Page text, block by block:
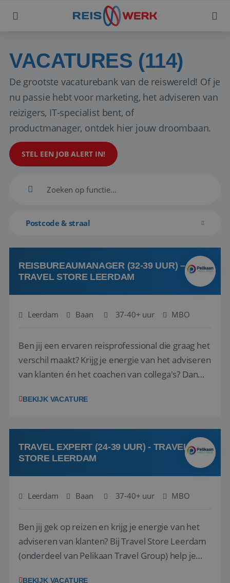
VACATURES (114)
De grootste vacaturebank van de reiswereld! Of je
nu passie hebt voor marketing, het adviseren van
reizigers, IT-specialist bent, of
productmanager, ontdek hier jouw droombaan.
STEL EEN JOB ALERT IN!
Postcode & straal
REISBUREAUMANAGER (32-39 UUR) –
TRAVEL STORE LEERDAM
Leerdam Baan 37-40+ uur MBO
Ben jij een ervaren reisprofessional die graag het
verschil maakt? Krijg je energie van het adviseren
van klanten én het coachen van collega's? Dan
(onderdeel van Pelikaan Travel Group) zoeken
team het reisbureau verder...
BEKIJK VACATURE
TRAVEL EXPERT (24-39 UUR) - TRAVEL
STORE LEERDAM
Leerdam Baan 37-40+ uur MBO
Ben jij gek op reizen en krijg je energie van het
adviseren van klanten? Bij Travel Store Leerdam
(onderdeel van Pelikaan Travel Group) help je
BEKIJK VACATURE